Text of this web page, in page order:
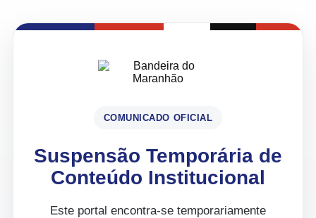
COMUNICADO OFICIAL
Suspensão Temporária de
Conteúdo Institucional
Este portal encontra-se temporariamente